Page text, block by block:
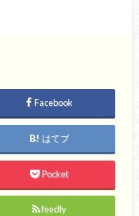
Facebook
はてブ
Pocket
feedly